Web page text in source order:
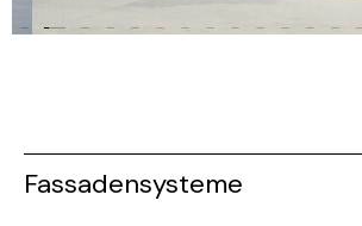
Fassadensysteme